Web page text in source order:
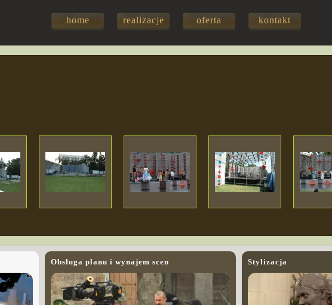
home realizacje oferta kontakt
Obsługa planu i wynajem scen Stylizacja